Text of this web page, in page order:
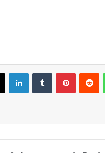
LinkedInTumblrPinterest